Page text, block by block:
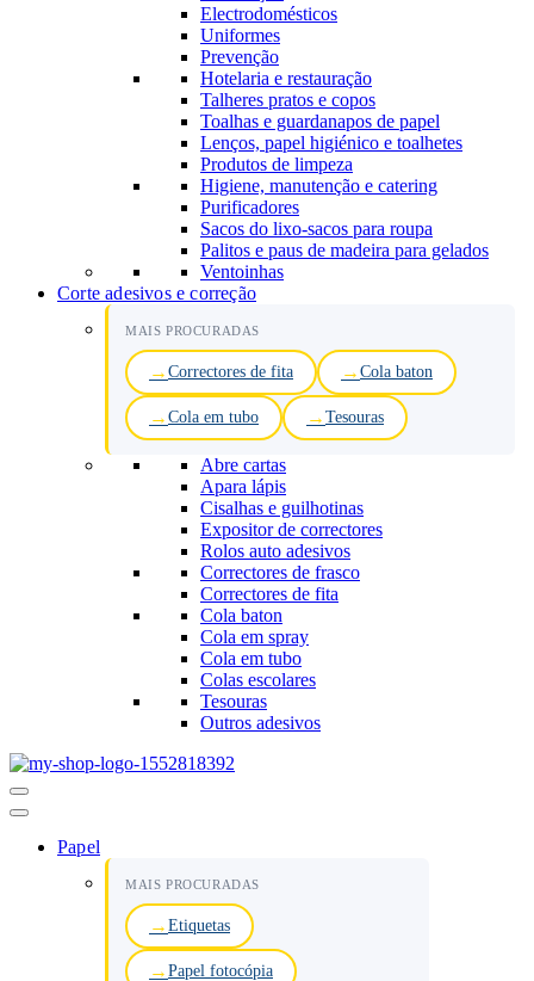
Electrodomésticos
Uniformes
Prevenção
Hotelaria e restauração
Talheres pratos e copos
Toalhas e guardanapos de papel
Lenços, papel higiénico e toalhetes
Produtos de limpeza
Higiene, manutenção e catering
Purificadores
Sacos do lixo-sacos para roupa
Palitos e paus de madeira para gelados
Ventoinhas
Corte adesivos e correção
MAIS PROCURADAS
Correctores de fita Cola baton
Cola em tubo Tesouras
Abre cartas
Apara lápis
Cisalhas e guilhotinas
Expositor de correctores
Rolos auto adesivos
Correctores de frasco
Correctores de fita
Cola baton
Cola em spray
Cola em tubo
Colas escolares
Tesouras
Outros adesivos
Menu
de
Papel
MAIS PROCURADAS
Etiquetas
Papel fotocópia